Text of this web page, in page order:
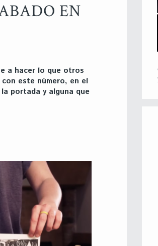
EN
a hacer lo que otros
este número, en el
portada y alguna que